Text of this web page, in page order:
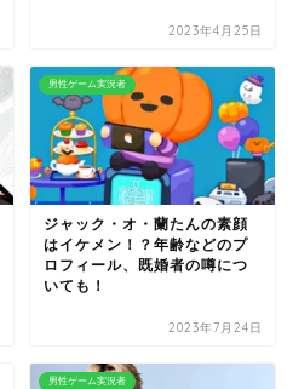
2023年4月25日
男性ゲーム実況者
ジャック・オ・蘭たんの素顔
はイケメン！？年齢などのプ
ロフィール、既婚者の噂につ
いても！
2023年7月24日
男性ゲーム実況者